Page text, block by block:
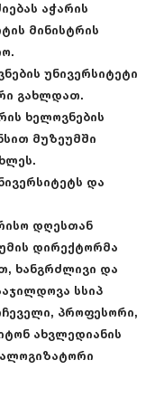
აჭარის
მინისტრის
უნივერსიტეტი
გახლდათ.
ხელოვნების
მუზეუმში
და
დღესთან
დირექტორმა
ხანგრძლივი და
სსიპ
პროფესორი,
ახვლედიანის